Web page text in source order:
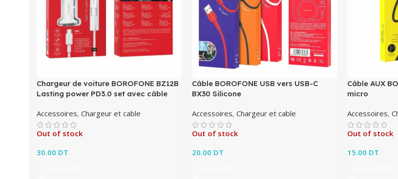
Chargeur de voiture BOROFONE BZ12B
Lasting power PD3.0 set avec câble
Accessoires, Chargeur et cable
Out of stock
30.00 DT
Câble BOROFONE USB vers USB-C
BX30 Silicone
Accessoires,Chargeur et cable
Out of stock
20.00 DT
Câble AUX
micro
Accessoires,
Out of stock
15.00 DT